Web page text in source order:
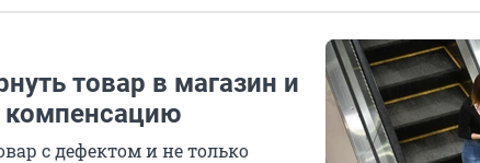
товар в магазин и
компенсацию
с дефектом и не только